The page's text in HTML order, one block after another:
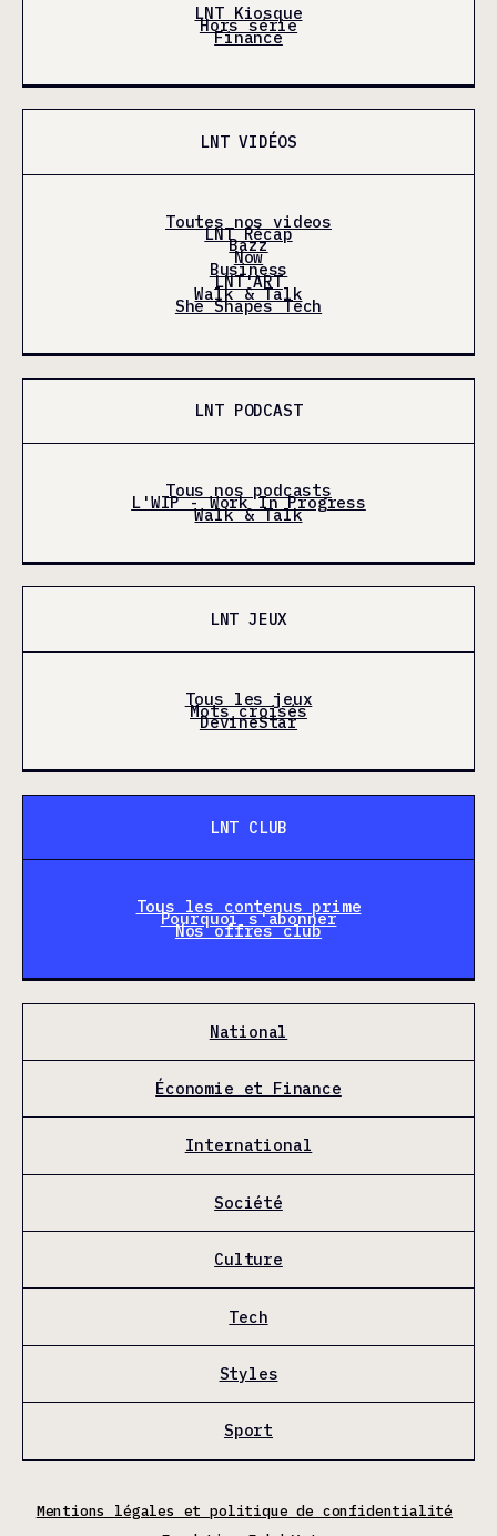
LNT Kiosque
Hors série
Finance
LNT VIDÉOS
Toutes nos videos
LNT Récap
Bazz
Now
Business
LNT'ART
Walk & Talk
She Shapes Tech
LNT PODCAST
Tous nos podcasts
L'WIP - Work In Progress
Walk & Talk
LNT JEUX
Tous les jeux
Mots croisés
DevineStar
LNT CLUB
Tous les contenus prime
Pourquoi s'abonner
Nos offres club
National
Économie et Finance
International
Société
Culture
Tech
Styles
Sport
Mentions légales et politique de confidentialité